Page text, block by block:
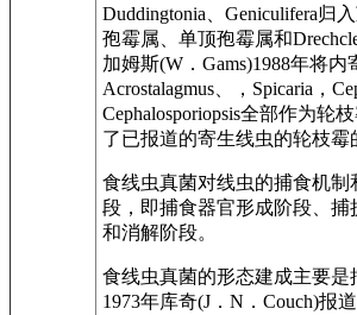
Duddingtonia、Geniculifera归
孢霉属、单顶孢霉属和
加姆斯(W．Gams)1988年将内
Acrostalagmus、，Spicaria，
Cephalosporiopsis全部作为轮
了已报道的寄生线虫的轮枝霉
食线虫真菌对线虫的捕食机制
段，即捕食器官形成阶段、捕
和消解阶段。
食线虫真菌的形态建成主要是
1973年库奇(J．N．Couch)报